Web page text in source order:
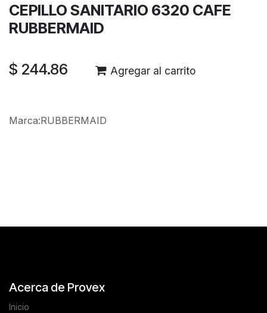
CEPILLO SANITARIO 6320 CAFE
RUBBERMAID
$ 244.86 Agregar al carrito
Marca:RUBBERMAID
Acerca de Provex
Inicio